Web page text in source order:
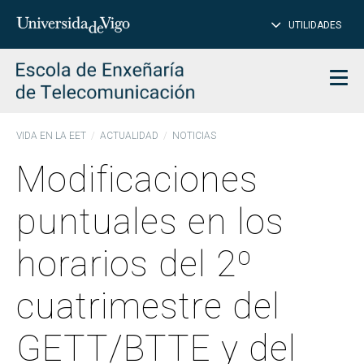
Insertar
para
buscar
UTILIDADES
VIDA EN LA EET ACTUALIDAD NOTICIAS
Modificaciones
puntuales en los
horarios del 2º
cuatrimestre del
GETT/BTTE y del